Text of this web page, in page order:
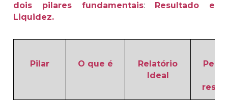
dois pilares fundamentais:
Resultado e
Liquidez.
Pilar O que é
Relatório
Ideal